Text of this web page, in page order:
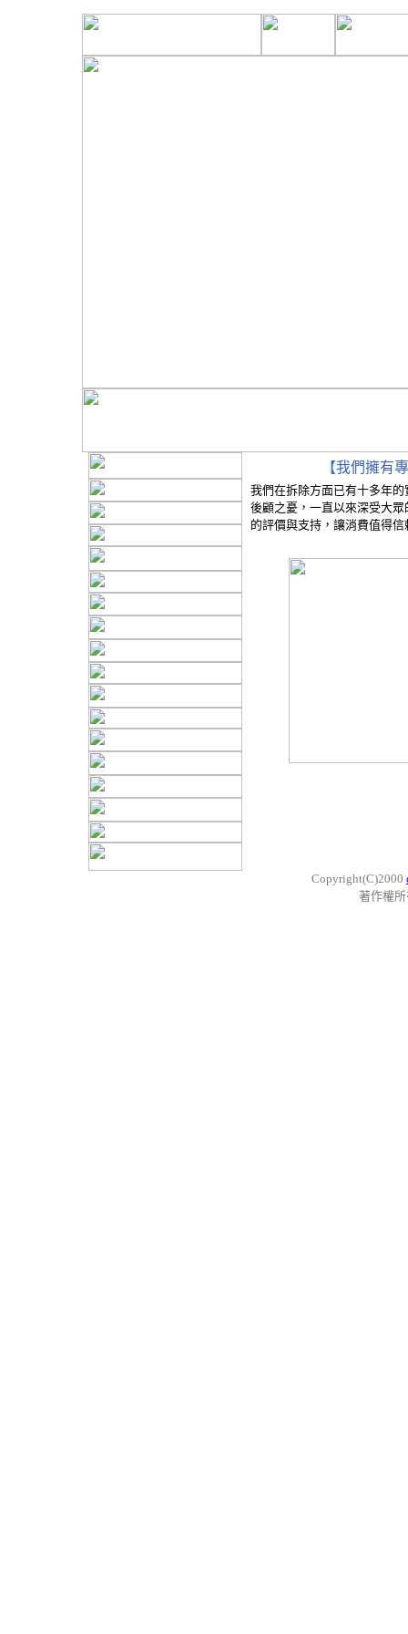
【我們擁有
我們在拆除方面已有十多年
後顧之憂，一直以來深受大
的評價與支持，讓消費值得
Copyright(C)2000
著作權